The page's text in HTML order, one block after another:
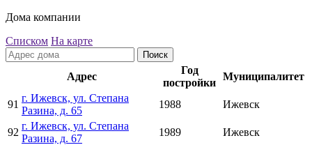
Дома компании
Списком На карте
Поиск
Адрес
Год
постройки
Муниципалитет
91
г. Ижевск, ул. Степана
Разина, д. 65
1988 Ижевск
92
г. Ижевск, ул. Степана
Разина, д. 67
1989 Ижевск